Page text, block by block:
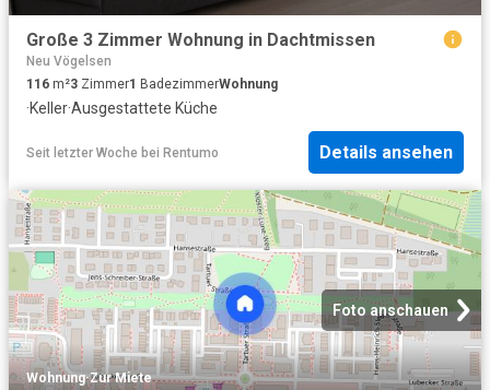
Große 3 Zimmer Wohnung in Dachtmissen
Neu Vögelsen
116 m²3 Zimmer1 BadezimmerWohnung
·Keller·Ausgestattete Küche
Seit letzter Woche bei Rentumo Details ansehen
Foto anschauen
Wohnung·Zur Miete